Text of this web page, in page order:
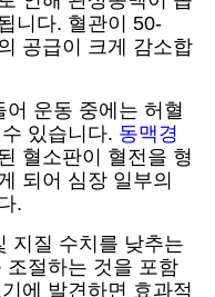
니다. 혈관이 50-
공급이 크게 감소합
운동 중에는 허혈
있습니다. 동맥경
혈소판이 혈전을 형
되어 심장 일부의
.
지질 수치를 낮추는
조절하는 것을 포함
에 발견하면 효과적